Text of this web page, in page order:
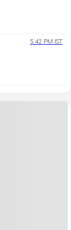
5:42 PM IST